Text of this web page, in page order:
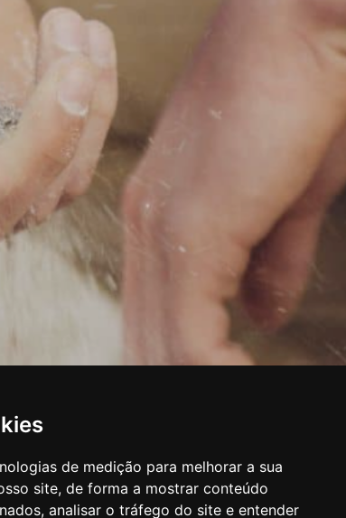
de medição para melhorar a sua
site, de forma a mostrar conteúdo
analisar o tráfego do site e entender